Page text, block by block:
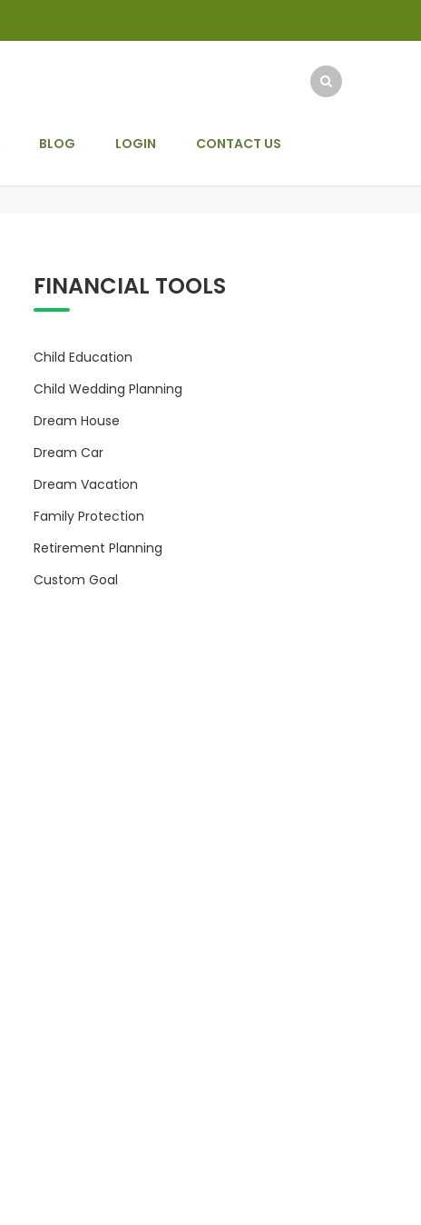
BLOG LOGIN CONTACT US
FINANCIAL TOOLS
Child Education
Child Wedding Planning
Dream House
Dream Car
Dream Vacation
Family Protection
Retirement Planning
Custom Goal